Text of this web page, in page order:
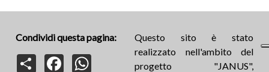
Condividi questa pagina:
Share
FacebookWhatsApp
Questo sito è stato
realizzato nell'ambito del
progetto "JANUS",